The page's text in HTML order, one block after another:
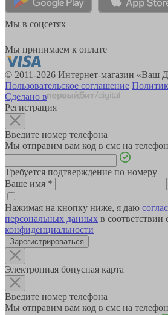
Мы в соцсетях
Мы принимаем к оплате
© 2011-2026 Интернет-магазин «Ваш
Пользовательское соглашение
Сделано в
Регистрация
Введите номер телефона
Мы отправим вам код в смс на
Требуется подтверждение по номеру
Ваше имя *
Нажимая на кнопку ниже, я даю
персональных данных в соответствии
конфиденциальности
Зарегистрироваться
Электронная бонусная карта
Введите номер телефона
Мы отправим вам код в смс на